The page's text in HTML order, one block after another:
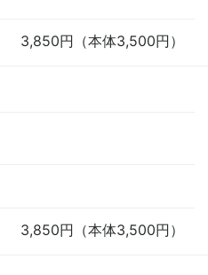
3,850円（本体3,500円）
3,850円（本体3,500円）